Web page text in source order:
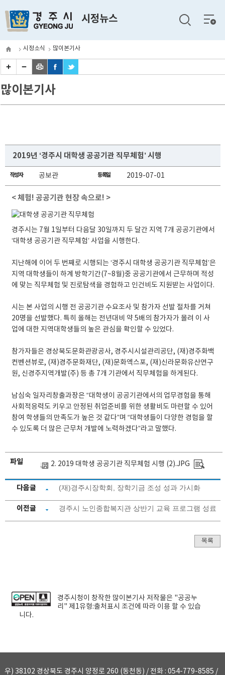
시정뉴스
전체
메뉴
시정소식 많이본기사
많이본기사
2019년 ‘경주시 대학생 공공기관 직무체험’ 시행
작성자 공보관 등록일 2019-07-01
< 체험! 공공기관 현장 속으로! >
경주시는 7월 1일부터 다음달 30일까지 두 달간 지역 7개 공공기관에서
‘대학생 공공기관 직무체험’ 사업을 시행한다.
지난해에 이어 두 번째로 시행되는 ‘경주시 대학생 공공기관 직무체험’은
지역 대학생들이 하계 방학기간(7~8월)중 공공기관에서 근무하며 적성
에 맞는 직무체험 및 진로탐색을 경험하고 인건비도 지원받는 사업이다.
시는 본 사업의 시행 전 공공기관 수요조사 및 참가자 선발 절차를 거쳐
20명을 선발했다. 특히 올해는 전년대비 약 5배의 참가자가 몰려 이 사
업에 대한 지역대학생들의 높은 관심을 확인할 수 있었다.
참가자들은 경상북도문화관광공사, 경주시시설관리공단, (재)경주화백
컨벤션뷰로, (재)경주문화재단, (재)문화엑스포, (재)신라문화유산연구
원, 신경주지역개발(주) 등 총 7개 기관에서 직무체험을 하게된다.
남심숙 일자리창출과장은 “대학생이 공공기관에서의 업무경험을 통해
사회적응력도 키우고 안정된 취업준비를 위한 생활비도 마련할 수 있어
참여 학생들의 만족도가 높은 것 같다”며 “대학생들이 다양한 경험을 할
수 있도록 더 많은 근무처 개발에 노력하겠다”라고 말했다.
파일 2. 2019 대학생 공공기관 직무체험 시행 (2).JPG
다음글 (재)경주시장학회, 장학기금 조성 성과 가시화
이전글 경주시 노인종합복지관 상반기 교육 프로그램 성료
목록
경주시청이 창작한 많이본기사 저작물은 "공공누
리"제1유형:출처표시 조건에 따라 이용 할 수 있습
니다.
우) 38102 경상북도 경주시 양정로 260 (동천동) / 전화 : 054-779-8585 /